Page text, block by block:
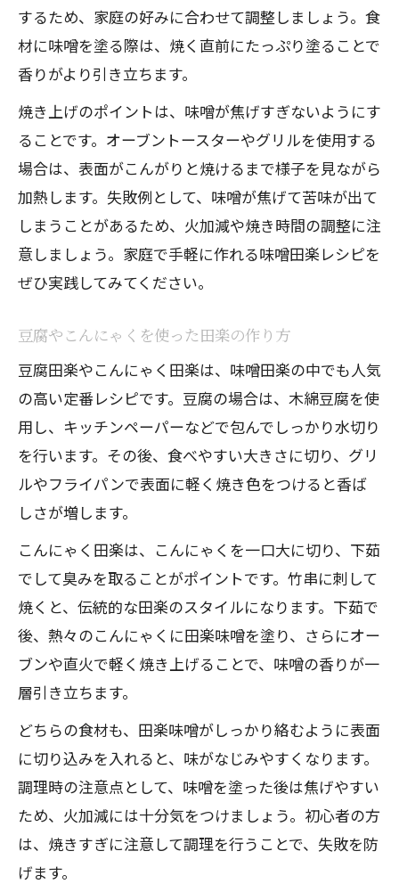
するため、家庭の好みに合わせて調整しましょう。食
材に味噌を塗る際は、焼く直前にたっぷり塗ることで
香りがより引き立ちます。
焼き上げのポイントは、味噌が焦げすぎないようにす
ることです。オーブントースターやグリルを使用する
場合は、表面がこんがりと焼けるまで様子を見ながら
加熱します。失敗例として、味噌が焦げて苦味が出て
しまうことがあるため、火加減や焼き時間の調整に注
意しましょう。家庭で手軽に作れる味噌田楽レシピを
ぜひ実践してみてください。
豆腐やこんにゃくを使った田楽の作り方
豆腐田楽やこんにゃく田楽は、味噌田楽の中でも人気
の高い定番レシピです。豆腐の場合は、木綿豆腐を使
用し、キッチンペーパーなどで包んでしっかり水切り
を行います。その後、食べやすい大きさに切り、グリ
ルやフライパンで表面に軽く焼き色をつけると香ば
しさが増します。
こんにゃく田楽は、こんにゃくを一口大に切り、下茹
でして臭みを取ることがポイントです。竹串に刺して
焼くと、伝統的な田楽のスタイルになります。下茹で
後、熱々のこんにゃくに田楽味噌を塗り、さらにオー
ブンや直火で軽く焼き上げることで、味噌の香りが一
層引き立ちます。
どちらの食材も、田楽味噌がしっかり絡むように表面
に切り込みを入れると、味がなじみやすくなります。
調理時の注意点として、味噌を塗った後は焦げやすい
ため、火加減には十分気をつけましょう。初心者の方
は、焼きすぎに注意して調理を行うことで、失敗を防
げます。